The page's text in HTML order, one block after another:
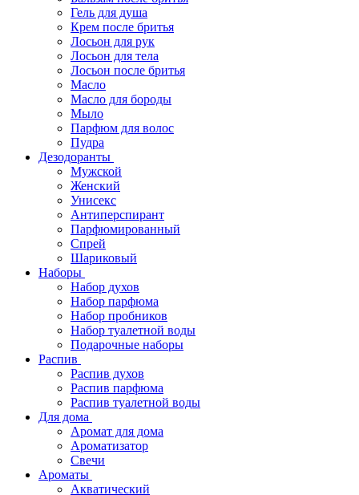
Гель для душа
Крем после бритья
Лосьон для рук
Лосьон для тела
Лосьон после бритья
Масло
Масло для бороды
Мыло
Парфюм для волос
Пудра
Дезодоранты
Мужской
Женский
Унисекс
Антиперспирант
Парфюмированный
Спрей
Шариковый
Наборы
Набор духов
Набор парфюма
Набор пробников
Набор туалетной воды
Подарочные наборы
Распив
Распив духов
Распив парфюма
Распив туалетной воды
Для дома
Аромат для дома
Ароматизатор
Свечи
Ароматы
Акватический